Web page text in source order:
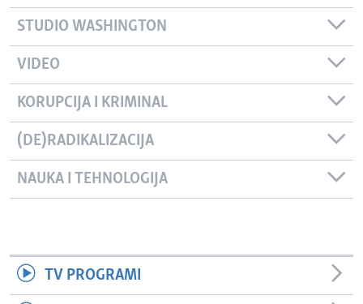
STUDIO WASHINGTON
VIDEO
KORUPCIJA I KRIMINAL
(DE)RADIKALIZACIJA
NAUKA I TEHNOLOGIJA
TV PROGRAMI